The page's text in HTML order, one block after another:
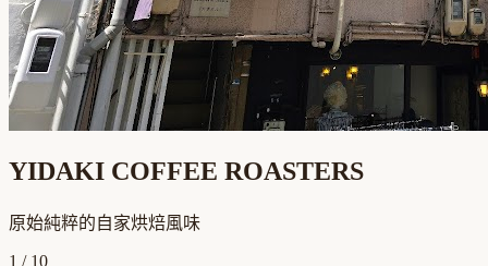
YIDAKI COFFEE ROASTERS
原始純粹的自家烘焙風味
1 / 10